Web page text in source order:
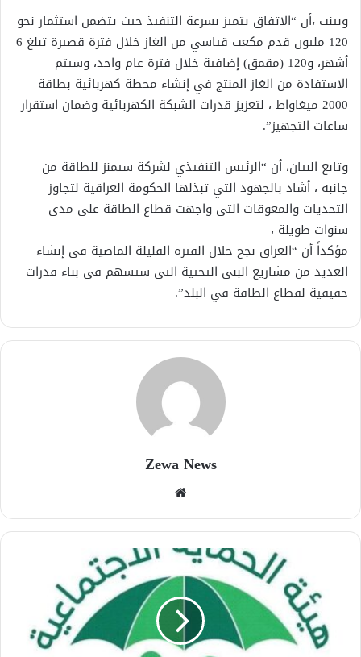
وبينت ،أن “الاتفاق يتميز بسرعة التنفيذ حيث يتضمن استثمار نحو
120 ‏مليون قدم مكعب قياسي من الغاز خلال فترة قصيرة تبلغ 6
أشهر، و120 ‏‏(مقمق) إضافية خلال فترة عام واحد، وسيتم
الاستفادة من الغاز المنتج في إنشاء ‏محطة كهربائية بطاقة
2000 ميغاواط ، لتعزيز قدرات الشبكة الكهربائية وضمان ‏استقرار
ساعات التجهيز”.
وتابع البيان، أن “الرئيس التنفيذي لشركة سيمنز للطاقة من
جانبه ، أشاد بالجهود التي تبذلها الحكومة العراقية لتجاوز
التحديات والمعوقات التي واجهت قطاع ‏الطاقة على مدى
سنوات طويلة ،
مؤكداً أن “العراق نجح خلال الفترة القليلة الماضية في ‏إنشاء
العديد من مشاريع البنى التحتية التي ستسهم في بناء قدرات
حقيقية لقطاع الطاقة ‏في البلد”.
Zewa News